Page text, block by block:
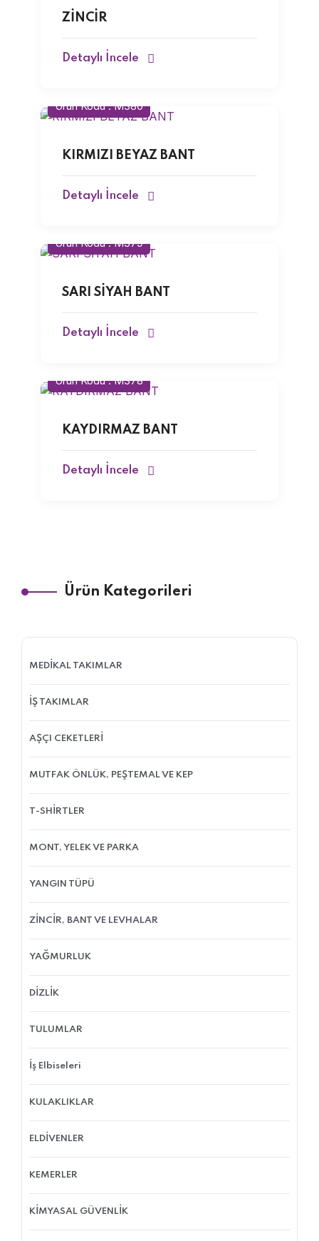
ZİNCİR
Detaylı İncele
Ürün Kodu : M380
KIRMIZI BEYAZ BANT
Detaylı İncele
Ürün Kodu : M379
SARI SİYAH BANT
Detaylı İncele
Ürün Kodu : M378
KAYDIRMAZ BANT
Detaylı İncele
Ürün Kategorileri
MEDİKAL TAKIMLAR
İŞ TAKIMLAR
AŞÇI CEKETLERİ
MUTFAK ÖNLÜK, PEŞTEMAL VE KEP
T-SHİRTLER
MONT, YELEK VE PARKA
YANGIN TÜPÜ
ZİNCİR, BANT VE LEVHALAR
YAĞMURLUK
DİZLİK
TULUMLAR
İş Elbiseleri
KULAKLIKLAR
ELDİVENLER
KEMERLER
KİMYASAL GÜVENLİK